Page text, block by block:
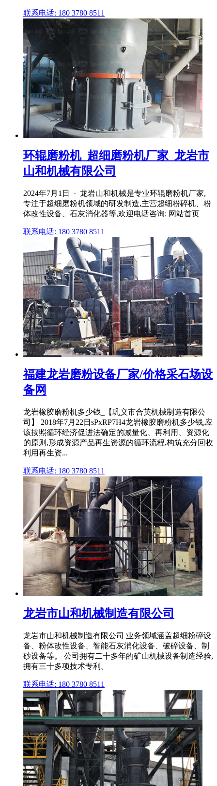
联系电话: 180 3780 8511
环辊磨粉机_超细磨粉机厂家_龙岩市
山和机械有限公司
2024年7月1日 · 龙岩山和机械是专业环辊磨粉机厂家,
专注于超细磨粉机领域的研发制造,主营超细粉碎机、粉
体改性设备、石灰消化器等,欢迎电话咨询: 网站首页
联系电话: 180 3780 8511
福建龙岩磨粉设备厂家/价格采石场设
备网
龙岩橡胶磨粉机多少钱_【巩义市合英机械制造有限公
司】 2018年7月22日sPxRP7H4龙岩橡胶磨粉机多少钱,应
该按照循环经济促进法确定的减量化、再利用、资源化
的原则,形成资源产品再生资源的循环流程,构筑充分回收
利用再生资...
联系电话: 180 3780 8511
龙岩市山和机械制造有限公司
龙岩市山和机械制造有限公司 业务领域涵盖超细粉碎设
备、粉体改性设备、智能石灰消化设备、破碎设备、制
砂设备等。 公司拥有二十多年的矿山机械设备制造经验,
拥有三十多项技术专利。
联系电话: 180 3780 8511